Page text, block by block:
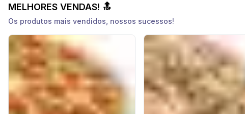
MELHORES VENDAS! 🔝
Os produtos mais vendidos, nossos sucessos!